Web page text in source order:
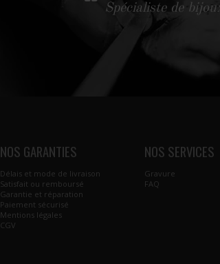
Spécialiste de
NOS GARANTIES
Délais et mode de livraison
Satisfait ou remboursé
Garantie et réparation
Paiement sécurisé
Mentions légales
CGV
NOS SERVICES
Gravure
FAQ